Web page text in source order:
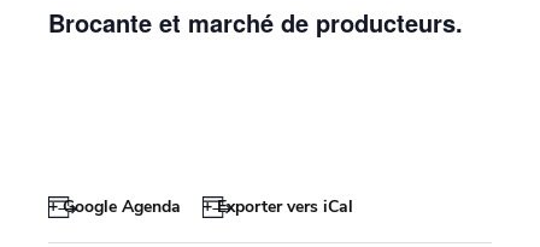
Brocante et marché de producteurs.
+ Google Agenda + Exporter vers iCal